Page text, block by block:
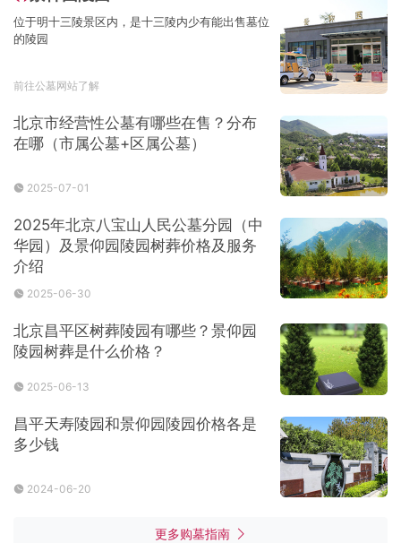
位于明十三陵景区内，是十三陵内少有能出售墓位
的陵园
前往公墓网站了解
北京市经营性公墓有哪些在售？分布
在哪（市属公墓+区属公墓）
2025-07-01
2025年北京八宝山人民公墓分园（中
华园）及景仰园陵园树葬价格及服务
介绍
2025-06-30
北京昌平区树葬陵园有哪些？景仰园
陵园树葬是什么价格？
2025-06-13
昌平天寿陵园和景仰园陵园价格各是
多少钱
2024-06-20
更多购墓指南